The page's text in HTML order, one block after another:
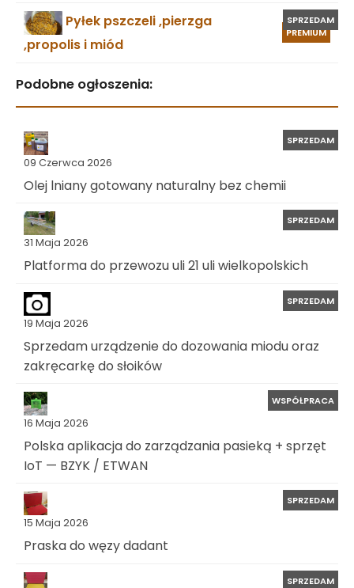
PREMIUM
SPRZEDAM
Pyłek pszczeli ,pierzga
,propolis i miód
Podobne ogłoszenia:
09 Czerwca 2026
SPRZEDAM
Olej lniany gotowany naturalny bez chemii
31 Maja 2026
SPRZEDAM
Platforma do przewozu uli 21 uli wielkopolskich
19 Maja 2026
SPRZEDAM
Sprzedam urządzenie do dozowania miodu oraz
zakręcarkę do słoików
16 Maja 2026
WSPÓŁPRACA
Polska aplikacja do zarządzania pasieką + sprzęt
IoT — BZYK / ETWAN
15 Maja 2026
SPRZEDAM
Praska do węzy dadant
SPRZEDAM